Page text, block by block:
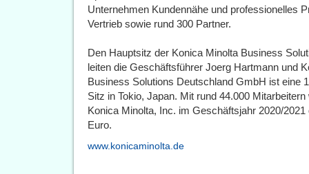
Unternehmen Kundennähe und professionelles
Vertrieb sowie rund 300 Partner.
Den Hauptsitz der Konica Minolta Business
leiten die Geschäftsführer Joerg Hartmann und
Business Solutions Deutschland GmbH ist eine
Sitz in Tokio, Japan. Mit rund 44.000
Konica Minolta, Inc. im Geschäftsjahr 2020/
Euro.
www.konicaminolta.de